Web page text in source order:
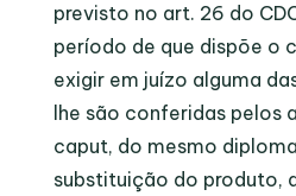
previsto no art. 26 do
período de que dispõe o
exigir em juízo alguma
lhe são conferidas pelos
caput, do mesmo
substituição do produto,